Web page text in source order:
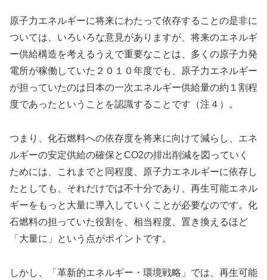
原子力エネルギーに将来にわたって依存することの是非に
ついては、いろいろな意見がありますが、将来のエネルギ
ー供給構造を考えるうえで重要なことは、多くの原子力発
電所が稼働していた２０１０年度でも、原子力エネルギー
が担っていたのは日本の一次エネルギー供給量の約１割程
度であったということを認識することです（注４）。
つまり、化石燃料への依存度を将来に向けて減らし、エネ
ルギーの安定供給の確保とCO2の排出削減を図っていく
ためには、これまでと同程度、原子力エネルギーに依存し
たとしても、それだけでは不十分であり、再生可能エネル
ギーをもっと大量に導入していくことが必要なのです。化
石燃料の担っていた役割を、相当程度、置き換えるほど
「大量に」という点がポイントです。
しかし、「革新的エネルギー・環境戦略」では、再生可能